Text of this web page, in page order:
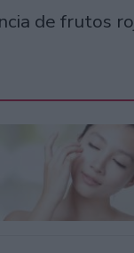
de frutos